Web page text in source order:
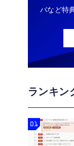
バなど特
ランキン